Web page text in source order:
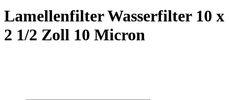
Lamellenfilter Wasserfilter 10 x
2 1/2 Zoll 10 Micron